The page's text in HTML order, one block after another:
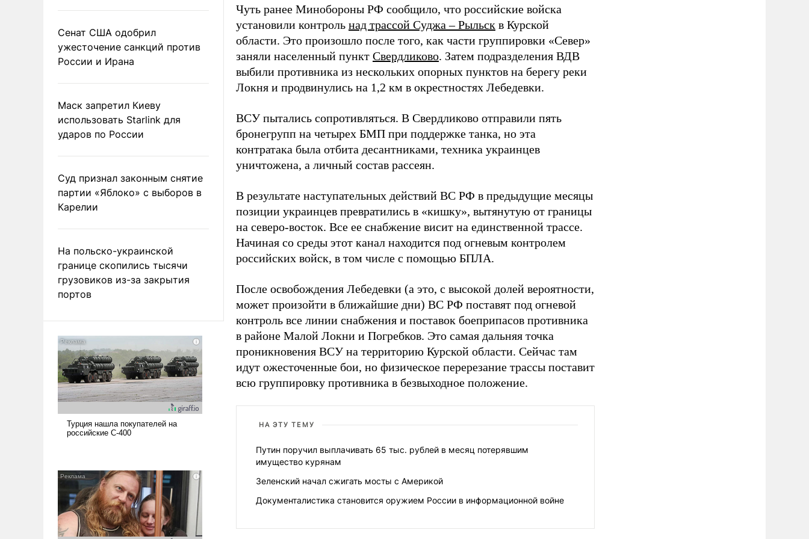
Сенат США одобрил
ужесточение санкций против
России и Ирана
Маск запретил Киеву
использовать Starlink для
ударов по России
Суд признал законным снятие
партии «Яблоко» с выборов в
Карелии
На польско-украинской
границе скопились тысячи
грузовиков из-за закрытия
портов
Чуть ранее Минобороны РФ сообщило, что российские войска
установили контроль над трассой Суджа – Рыльск в Курской
области. Это произошло после того, как части группировки «Север»
заняли населенный пункт Свердликово. Затем подразделения ВДВ
выбили противника из нескольких опорных пунктов на берегу реки
Локня и продвинулись на 1,2 км в окрестностях Лебедевки.
ВСУ пытались сопротивляться. В Свердликово отправили пять
бронегрупп на четырех БМП при поддержке танка, но эта
контратака была отбита десантниками, техника украинцев
уничтожена, а личный состав рассеян.
В результате наступательных действий ВС РФ в предыдущие месяцы
позиции украинцев превратились в «кишку», вытянутую от границы
на северо-восток. Все ее снабжение висит на единственной трассе.
Начиная со среды этот канал находится под огневым контролем
российских войск, в том числе с помощью БПЛА.
После освобождения Лебедевки (а это, с высокой долей вероятности,
может произойти в ближайшие дни) ВС РФ поставят под огневой
контроль все линии снабжения и поставок боеприпасов противника
в районе Малой Локни и Погребков. Это самая дальняя точка
проникновения ВСУ на территорию Курской области. Сейчас там
идут ожесточенные бои, но физическое перерезание трассы поставит
всю группировку противника в безвыходное положение.
НА ЭТУ ТЕМУ
Путин поручил выплачивать 65 тыс. рублей в месяц потерявшим
имущество курянам
Зеленский начал сжигать мосты с Америкой
Документалистика становится оружием России в информационной войне